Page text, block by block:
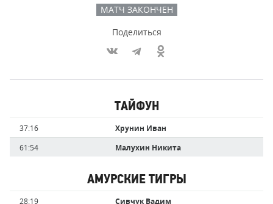
МАТЧ ЗАКОНЧЕН
Поделиться
забившие
голы
ТАЙФУН
Время Имя
игрока
37:16
Хрунин Иван
61:54
Малухин Никита
АМУРСКИЕ ТИГРЫ
Время Имя
28:19 Сивчук Вадим